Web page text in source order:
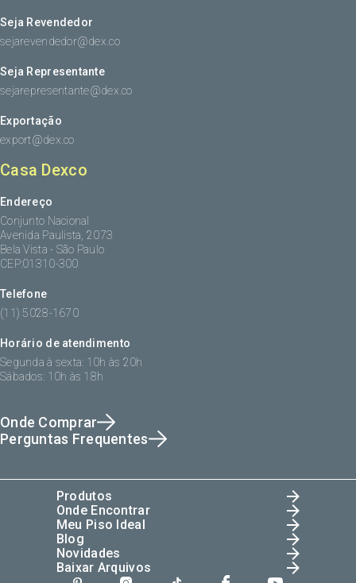
Seja Revendedor
sejarevendedor@dex.co
Seja Representante
sejarepresentante@dex.co
Exportação
export@dex.co
Casa Dexco
Endereço
Conjunto Nacional
Avenida Paulista, 2073
Bela Vista - São Paulo
CEP:01310-300
Telefone
(11) 5028-1670
Horário de atendimento
Segunda à sexta: 10h às 20h
Sábados: 10h às 18h
Onde Comprar
Perguntas Frequentes
Produtos
Onde Encontrar
Meu Piso Ideal
Blog
Novidades
Baixar Arquivos